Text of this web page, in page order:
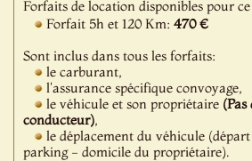
Forfaits de location disponibles pour
Forfait 5h et 120 Km:470 €
Sont inclus dans tous les forfaits:
le carburant,
l'assurance spécifique convoyage,
le véhicule et son propriétaire
conducteur),
le déplacement du véhicule
parking - domicile du propriétaire).